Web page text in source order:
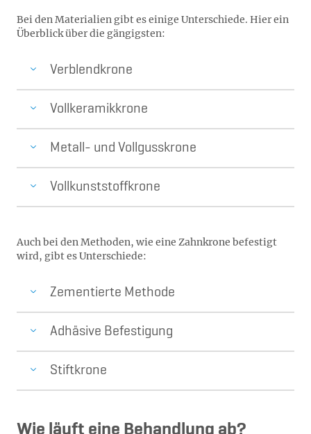
Bei den Materialien gibt es einige Unterschiede. Hier ein
Überblick über die gängigsten:
Verblendkrone
Vollkeramikkrone
Metall- und Vollgusskrone
Vollkunststoffkrone
Auch bei den Methoden, wie eine Zahnkrone befestigt
wird, gibt es Unterschiede:
Zementierte Methode
Adhäsive Befestigung
Stiftkrone
Wie läuft eine Behandlung ab?